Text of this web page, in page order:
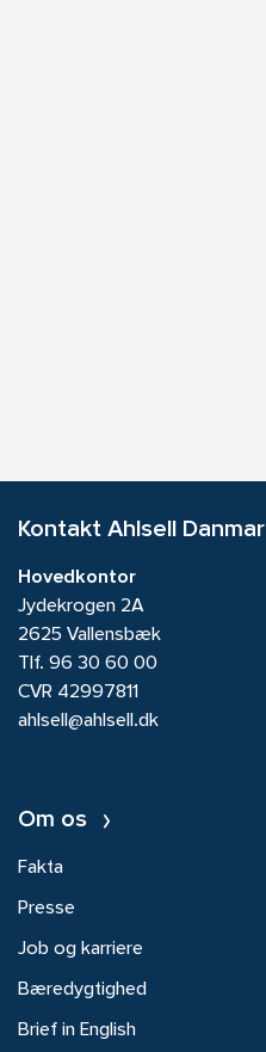
Kontakt Ahlsell
Hovedkontor
Jydekrogen 2A
2625 Vallensbæk
Tlf. 96 30 60 00
CVR 42997811
ahlsell@ahlsell.dk
Om os
Fakta
Presse
Job og karriere
Bæredygtighed
Brief in English